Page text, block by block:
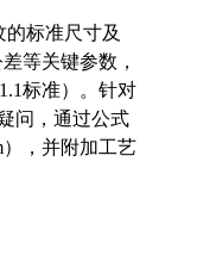
的标准尺寸及
等关键参数，
标准）。针对
问，通过公式
，并附加工艺